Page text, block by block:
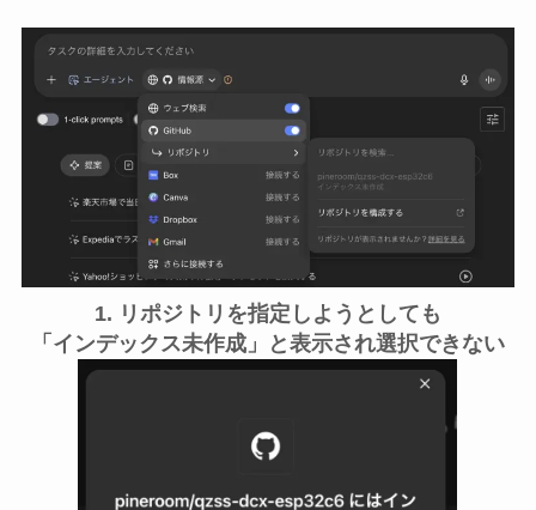
1. リポジトリを指定しようとしても
「インデックス未作成」と表示され選択できない